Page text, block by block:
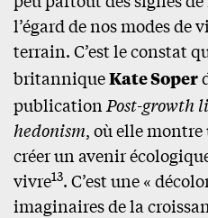
l’égard de nos modes de
terrain. C’est le constat
britanniqueKate Soper
publication Post-growth
hedonism, où elle
créer un avenir
vivre13. C’est une «
imaginaires de la